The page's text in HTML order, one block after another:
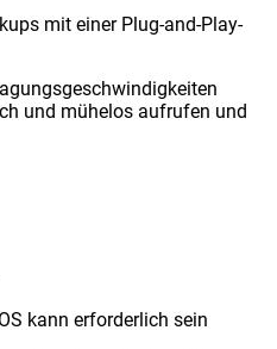
mit einer Plug-and-Play-
und mühelos aufrufen und
kann erforderlich sein